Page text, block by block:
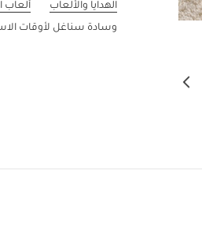
الهدايا والألعاب
ألعاب
وسادة سناغل لأوقات